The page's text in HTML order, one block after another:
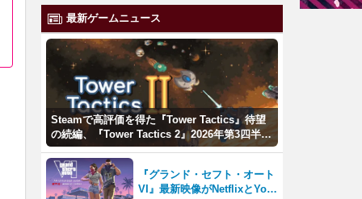
最新ゲームニュース
Steamで高評価を得た『Tower Tactics』待望
の続編、『Tower Tactics 2』2026年第3四半期
に早期アクセス開始
『グランド・セフト・オート
VI』最新映像がNetflixとYou